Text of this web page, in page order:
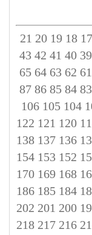
17
18
19
20
21
39
40
41
42
43
61
62
63
64
65
83
84
85
86
87
104
105
106
120
121
122
136
137
138
152
153
154
168
169
170
184
185
186
200
201
202
216
217
218